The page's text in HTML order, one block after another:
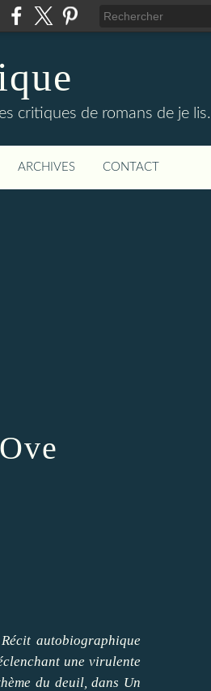
critiques de romans de je lis.
ARCHIVES CONTACT
autobiographique
une virulente
du deuil, dans Un